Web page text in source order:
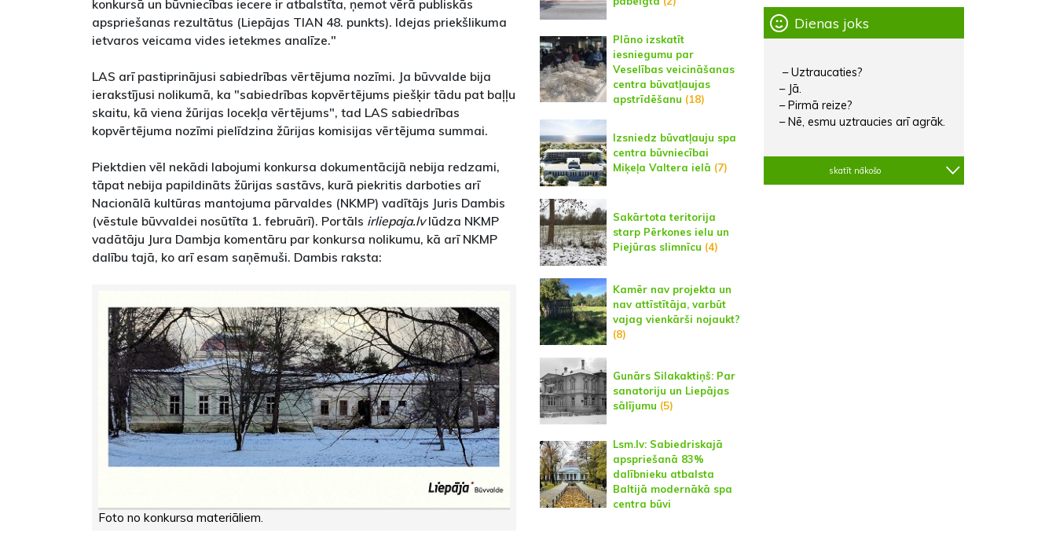
konkursā un būvniecības iecere ir atbalstīta, ņemot vērā publiskās
apspriešanas rezultātus (Liepājas TIAN 48. punkts). Idejas priekšlikuma
ietvaros veicama vides ietekmes analīze."
LAS arī pastiprinājusi sabiedrības vērtējuma nozīmi. Ja būvvalde bija
ierakstījusi nolikumā, ka "sabiedrības kopvērtējums piešķir tādu pat baļļu
skaitu, kā viena žūrijas locekļa vērtējums", tad LAS sabiedrības
kopvērtējuma nozīmi pielīdzina žūrijas komisijas vērtējuma summai.
Piektdien vēl nekādi labojumi konkursa dokumentācijā nebija redzami,
tāpat nebija papildināts žūrijas sastāvs, kurā piekritis darboties arī
Nacionālā kultūras mantojuma pārvaldes (NKMP) vadītājs Juris Dambis
(vēstule būvvaldei nosūtīta 1. februārī). Portāls irliepaja.lvlūdza NKMP
vadātāju Jura Dambja komentāru par konkursa nolikumu, kā arī NKMP
dalību tajā, ko arī esam saņēmuši. Dambis raksta:
Foto no konkursa materiāliem.
Plāno izskatīt
iesniegumu par
Veselības veicināšanas
centra būvatļaujas
apstrīdēšanu (18)
Izsniedz būvatļauju spa
centra būvniecībai
Miķeļa Valtera ielā (7)
Sakārtota teritorija
starp Pērkones ielu un
Piejūras slimnīcu (4)
Kamēr nav projekta un
nav attīstītāja, varbūt
vajag vienkārši nojaukt?
(8)
Gunārs Silakaktiņš: Par
sanatoriju un Liepājas
sālījumu (5)
Lsm.lv: Sabiedriskajā
apspriešanā 83%
dalībnieku atbalsta
Baltijā modernākā spa
centra būvi
Dienas joks
– Uztraucaties?
– Jā.
– Pirmā reize?
– Nē, esmu uztraucies arī agrāk.
skatīt nākošo